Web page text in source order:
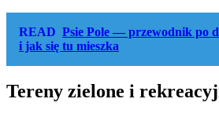
READ Psie Pole — przewodnik po
i jak się tu mieszka
Tereny zielone i